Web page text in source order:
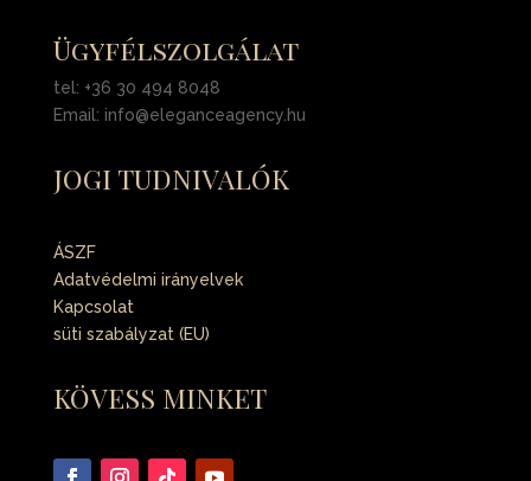
Ügyfélszolgálat
tel: +36 30 494 8048
Email: info@eleganceagency.hu
JOGI TUDNIVALÓK
ÁSZF
Adatvédelmi irányelvek
Kapcsolat
süti szabályzat (EU)
KÖVESS MINKET